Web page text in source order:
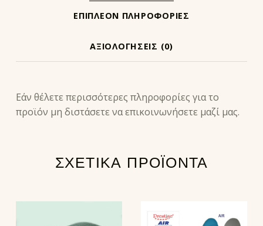
ΕΠΙΠΛΈΟΝ ΠΛΗΡΟΦΟΡΊΕΣ
ΑΞΙΟΛΟΓΉΣΕΙΣ (0)
Εάν θέλετε περισσότερες πληροφορίες για το
προϊόν μη διστάσετε να επικοινωνήσετε μαζί μας.
ΣΧΕΤΙΚΆ ΠΡΟΪΌΝΤΑ